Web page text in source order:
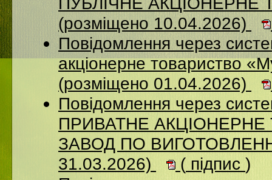
(розміщено 10.04.2026)
Повідомлення через
акціонерне товариство
(розміщено 01.04.2026)
Повідомлення через
ПРИВАТНЕ
ЗАВОД ПО
31.03.2026)
( підпис )